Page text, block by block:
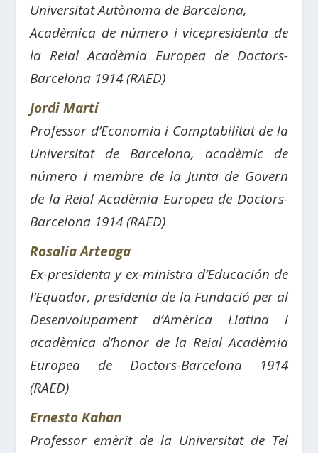
Universitat Autònoma de Barcelona,
Acadèmica de número i vicepresidenta de
la Reial Acadèmia Europea de Doctors-
Barcelona 1914 (RAED)
Jordi Martí
Professor d’Economia i Comptabilitat de la
Universitat de Barcelona, acadèmic de
número i membre de la Junta de Govern
de la Reial Acadèmia Europea de Doctors-
Barcelona 1914 (RAED)
Rosalía Arteaga
Ex-presidenta y ex-ministra d’Educación de
l’Equador, presidenta de la Fundació per al
Desenvolupament d’Amèrica Llatina i
acadèmica d’honor de la Reial Acadèmia
Europea de Doctors-Barcelona 1914
(RAED)
Ernesto Kahan
Professor emèrit de la Universitat de Tel